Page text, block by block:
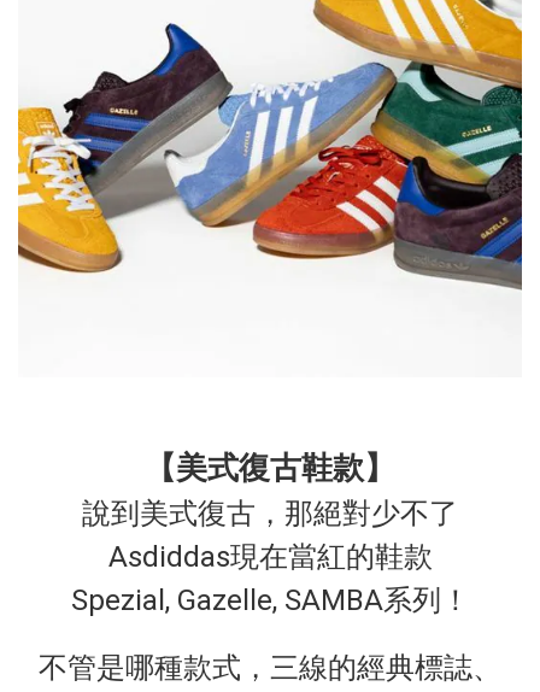
【美式復古鞋款】
說到美式復古，那絕對少不了
Asdiddas現在當紅的鞋款
Spezial, Gazelle, SAMBA系列！
不管是哪種款式，三線的經典標誌、